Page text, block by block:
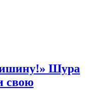
Шура
свою